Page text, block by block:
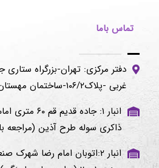
تماس باما
دفتر مرکزی: تهران-بزرگراه ستاری
غربی -پلاک۱۰۶/۲-ساختمان مهستان-طبقه۴-واحد ۱۶
انبار ۱: جاده
ذاکری سوله طرح آذین (مراجعه
انبار ۲:اتوبان امام رضا